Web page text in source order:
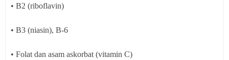
• B2 (riboflavin)
• B3 (niasin), B-6
• Folat dan asam askorbat (vitamin C)